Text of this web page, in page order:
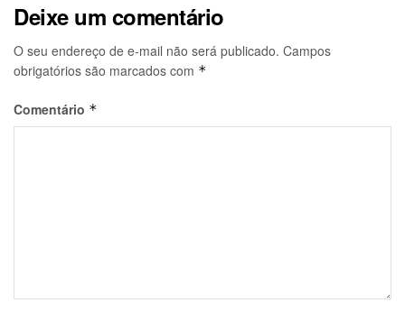
Deixe um comentário
O seu endereço de e-mail não será publicado. Campos
obrigatórios são marcados com *
Comentário *